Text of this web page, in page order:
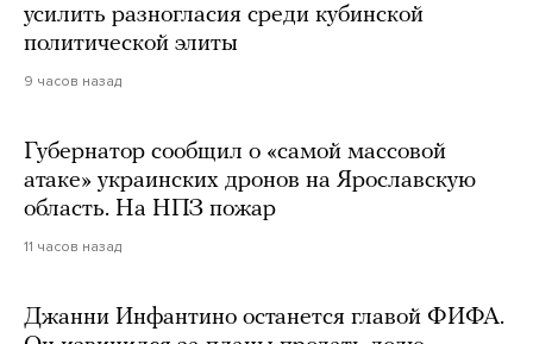
усилить разногласия среди кубинской
политической элиты
9 часов назад
Губернатор сообщил о «самой массовой
атаке» украинских дронов на Ярославскую
область. На НПЗ пожар
11 часов назад
Джанни Инфантино останется главой ФИФА.